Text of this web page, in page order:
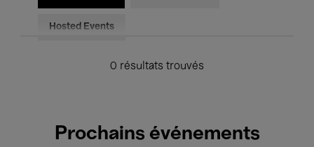
Hosted Events
0 résultats trouvés
Prochains événements